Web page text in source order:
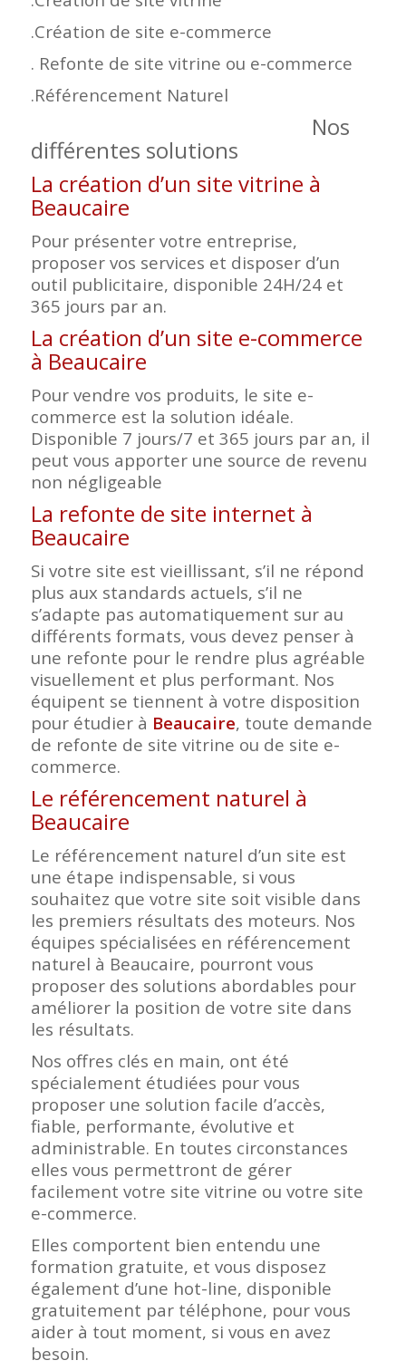
.Création de site e-commerce
. Refonte de site vitrine ou e-commerce
.Référencement Naturel
Nos
différentes solutions
La création d’un site vitrine à
Beaucaire
Pour présenter votre entreprise,
proposer vos services et disposer d’un
outil publicitaire, disponible 24H/24 et
365 jours par an.
La création d’un site e-commerce
à Beaucaire
Pour vendre vos produits, le site e-
commerce est la solution idéale.
Disponible 7 jours/7 et 365 jours par an, il
peut vous apporter une source de revenu
non négligeable
La refonte de site internet à
Beaucaire
Si votre site est vieillissant, s’il ne répond
plus aux standards actuels, s’il ne
s’adapte pas automatiquement sur au
différents formats, vous devez penser à
une refonte pour le rendre plus agréable
visuellement et plus performant. Nos
équipent se tiennent à votre disposition
pour étudier à Beaucaire, toute demande
de refonte de site vitrine ou de site e-
commerce.
Le référencement naturel à
Beaucaire
Le référencement naturel d’un site est
une étape indispensable, si vous
souhaitez que votre site soit visible dans
les premiers résultats des moteurs. Nos
équipes spécialisées en référencement
naturel à Beaucaire, pourront vous
proposer des solutions abordables pour
améliorer la position de votre site dans
les résultats.
Nos offres clés en main, ont été
spécialement étudiées pour vous
proposer une solution facile d’accès,
fiable, performante, évolutive et
administrable. En toutes circonstances
elles vous permettront de gérer
facilement votre site vitrine ou votre site
e-commerce.
Elles comportent bien entendu une
formation gratuite, et vous disposez
également d’une hot-line, disponible
gratuitement par téléphone, pour vous
aider à tout moment, si vous en avez
besoin.